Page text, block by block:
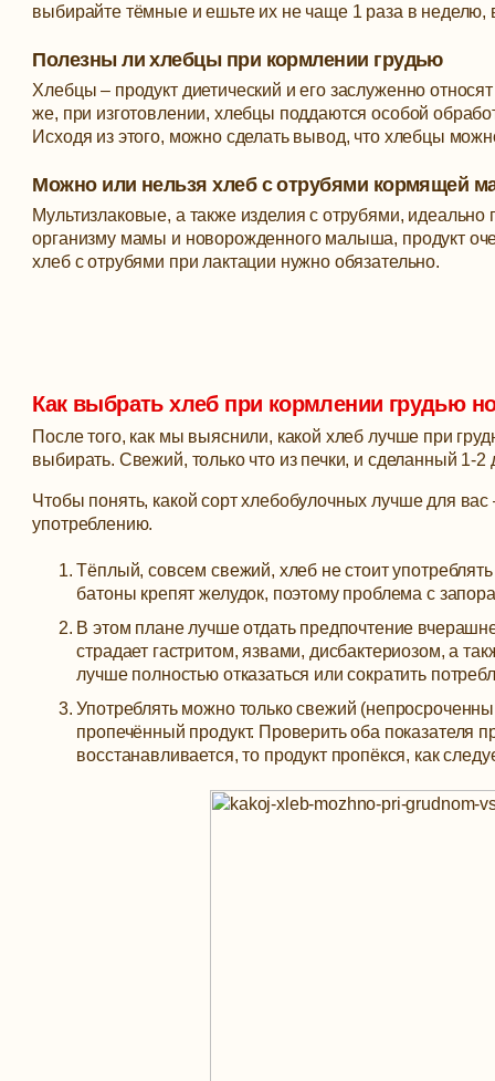
выбирайте тёмные и ешьте их не чаще 1 раза в неделю,
Полезны ли хлебцы при кормлении грудью
Хлебцы – продукт диетический и его заслуженно
же, при изготовлении, хлебцы поддаются особой
Исходя из этого, можно сделать вывод, что хлебцы
Можно или нельзя хлеб с отрубями кормящей
Мультизлаковые, а также изделия с отрубями,
организму мамы и новорожденного малыша, продукт
хлеб с отрубями при лактации нужно обязательно.
Как выбрать хлеб при кормлении грудью
После того, как мы выяснили, какой хлеб лучше при
выбирать. Свежий, только что из печки, и сделанный 1-
Чтобы понять, какой сорт хлебобулочных лучше для
употреблению.
Тёплый, совсем свежий, хлеб не стоит
батоны крепят желудок, поэтому проблема с
В этом плане лучше отдать предпочтение
страдает гастритом, язвами, дисбактериозом, а
лучше полностью отказаться или сократить
Употреблять можно только свежий
пропечённый продукт. Проверить оба показателя
восстанавливается, то продукт пропёкся, как